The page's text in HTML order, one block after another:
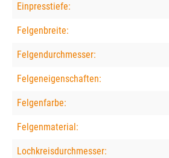
Einpresstiefe:
Felgenbreite:
Felgendurchmesser:
Felgeneigenschaften:
Felgenfarbe:
Felgenmaterial:
Lochkreisdurchmesser: